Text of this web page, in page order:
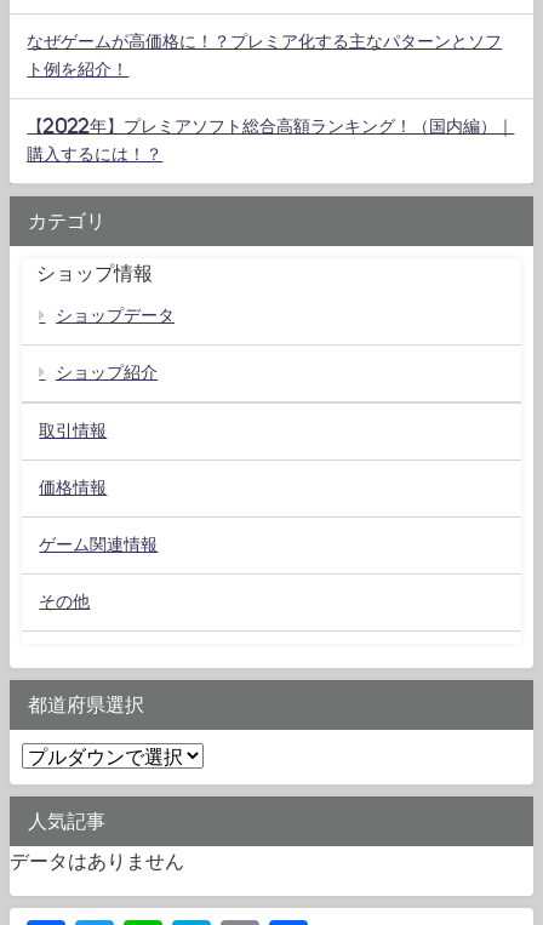
なぜゲームが高価格に！？プレミア化する主なパターンとソフ
ト例を紹介！
【2022年】プレミアソフト総合高額ランキング！（国内編）｜
購入するには！？
カテゴリ
ショップ情報
ショップデータ
ショップ紹介
取引情報
価格情報
ゲーム関連情報
その他
都道府県選択
人気記事
データはありません